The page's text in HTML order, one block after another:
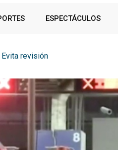
ESPECTÁCULOS
Evita revisión